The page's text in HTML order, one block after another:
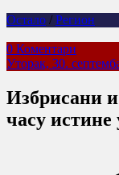
Остало / Регион
0 Коментари
Уторак, 30.
Избрисани
часу